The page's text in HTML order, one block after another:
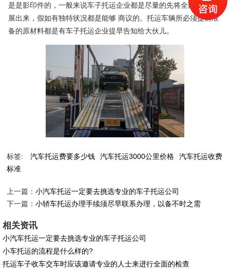
是是影印件的，一般来说车子托运企业都是尽量的先将全部步骤开
展出来，假如有独特状况都是能够 商议的。托运车辆所必须提前准
备的原材料都是有车子托运企业提早告知给大伙儿。
标签: 汽车托运费要多少钱 汽车托运3000公里价格
汽车托运收费
标准
上一篇：小汽车托运一定要去挑选专业的车子托运公司
下一篇：小轿车托运办理手续须尽早联系办理，以备不时之需
相关资讯
小汽车托运一定要去挑选专业的车子托运公司
小车托运的流程是什么样的?
托运车子收车交车时应该邀请专业的人士来进行全面的检查